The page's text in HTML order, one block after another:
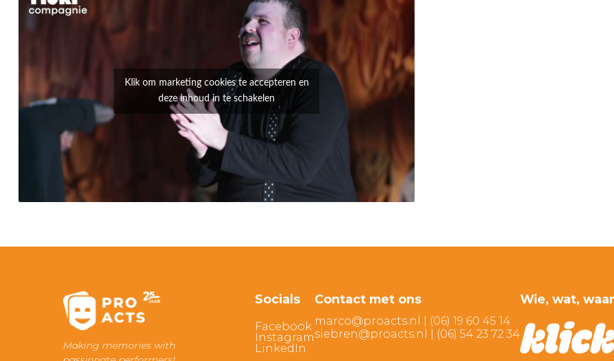
Klik om marketing cookies te accepteren en
deze inhoud in te schakelen
Making memories with
Socials
Facebook
Instagram
LinkedIn
Contact met ons
marco@proacts.nl
‭(06) 19 60 45 14‬
siebren@proacts.nl
‭‭(06) 54 23 72 34‬
Wie, wat,